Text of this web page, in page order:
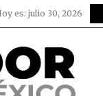
es: julio 30, 2026